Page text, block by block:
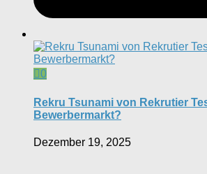
0
Rekru Tsunami von Rekrutier
Bewerbermarkt?
Dezember 19, 2025